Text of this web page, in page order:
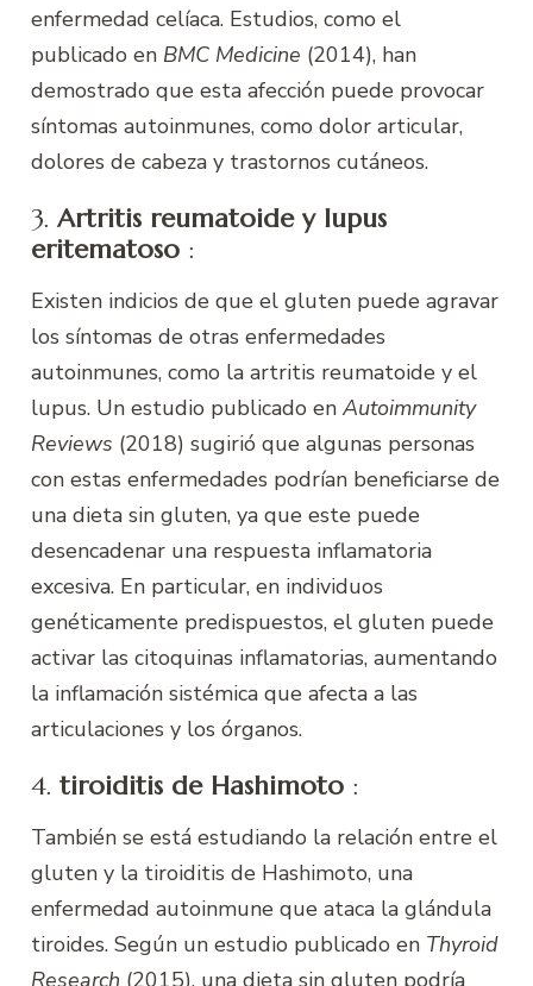
enfermedad celíaca. Estudios, como el
publicado en BMC Medicine (2014), han
demostrado que esta afección puede provocar
síntomas autoinmunes, como dolor articular,
dolores de cabeza y trastornos cutáneos.
3.Artritis reumatoide y lupus
eritematoso :
Existen indicios de que el gluten puede agravar
los síntomas de otras enfermedades
autoinmunes, como la artritis reumatoide y el
lupus. Un estudio publicado enAutoimmunity
Reviews (2018) sugirió que algunas personas
con estas enfermedades podrían beneficiarse de
una dieta sin gluten, ya que este puede
desencadenar una respuesta inflamatoria
excesiva. En particular, en individuos
genéticamente predispuestos, el gluten puede
activar las citoquinas inflamatorias, aumentando
la inflamación sistémica que afecta a las
articulaciones y los órganos.
4.tiroiditis de Hashimoto :
También se está estudiando la relación entre el
gluten y la tiroiditis de Hashimoto, una
enfermedad autoinmune que ataca la glándula
tiroides. Según un estudio publicado en Thyroid
Research (2015), una dieta sin gluten podría